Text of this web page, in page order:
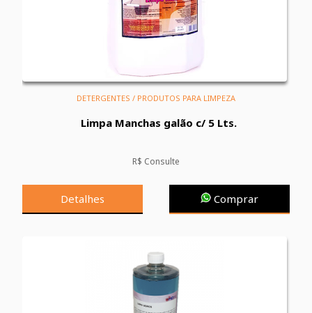
DETERGENTES / PRODUTOS PARA LIMPEZA
Limpa Manchas galão c/ 5 Lts.
R$ Consulte
Detalhes Comprar